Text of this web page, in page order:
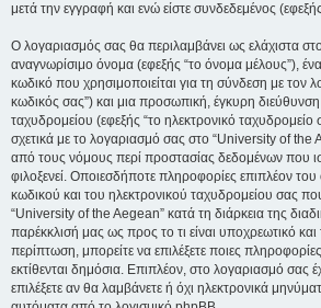
μετά την εγγραφή και ενώ είστε συνδεδεμένος
Ο λογαριασμός σας θα περιλαμβάνει ως ελάχιστα
αναγνωρίσιμο όνομα (εφεξής “το όνομα μέλους”),
κωδικό που χρησιμοποιείται για τη σύνδεση με τον
κωδικός σας”) και μια προσωπική, έγκυρη διεύθυνση
ταχυδρομείου (εφεξής “το ηλεκτρονικό
σχετικά με το λογαριασμό σας στο “University of the
από τους νόμους περί προστασίας δεδομένων που
φιλοξενεί. Οποιεσδήποτε πληροφορίες επιπλέον
κωδικού και του ηλεκτρονικού ταχυδρομείου σας
“University of the Aegean” κατά τη διάρκεια της
παρέκκλισή μας ως προς το τι είναι υποχρεωτικό και
περίπτωση, μπορείτε να επιλέξετε ποιες
εκτίθενται δημόσια. Επιπλέον, στο λογαριασμό σας
επιλέξετε αν θα λαμβάνετε ή όχι ηλεκτρονικά